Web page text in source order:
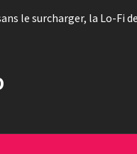
le surcharger, la Lo-Fi